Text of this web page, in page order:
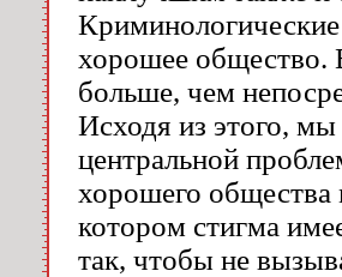
хорошее общество.
больше, чем
Исходя из этого,
центральной
хорошего
котором стигма
так, чтобы не